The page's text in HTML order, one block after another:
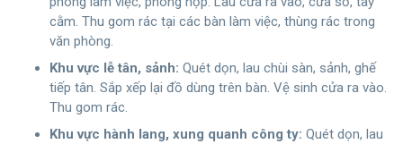
cằm. Thu gom rác tại các bàn làm việc, thùng rác trong
văn phòng.
Khu vực lễ tân, sảnh: Quét dọn, lau chùi sàn, sảnh, ghế
tiếp tân. Sắp xếp lại đồ dùng trên bàn. Vệ sinh cửa ra vào.
Thu gom rác.
Khu vực hành lang, xung quanh công ty: Quét dọn, lau